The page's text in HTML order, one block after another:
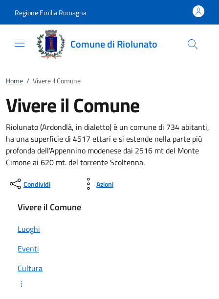
Regione Emilia Romagna
Comune di Riolunato
Home / Vivere il Comune
Vivere il Comune
Riolunato (Ardondlà, in dialetto) è un comune di 734 abitanti,
ha una superficie di 4517 ettari e si estende nella parte più
profonda dell'Appennino modenese dai 2516 mt del Monte
Cimone ai 620 mt. del torrente Scoltenna.
Condividi Azioni
Vivere il Comune
Luoghi
Eventi
Cultura